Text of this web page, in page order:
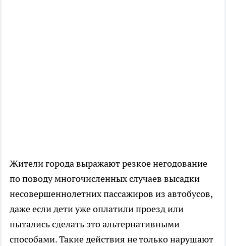
Жители города выражают резкое негодование
по поводу многочисленных случаев высадки
несовершеннолетних пассажиров из автобусов,
даже если дети уже оплатили проезд или
пытались сделать это альтернативными
способами. Такие действия не только нарушают